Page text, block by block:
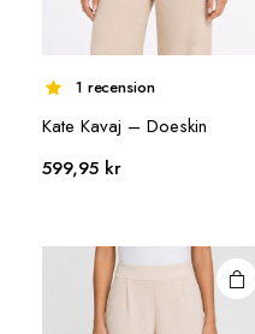
1 recension
Kate Kavaj – Doeskin
599,95 kr
varianter.
De olika
alternativen